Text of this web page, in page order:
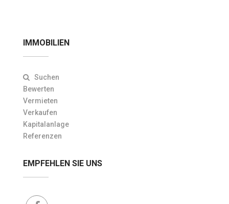
IMMOBILIEN
Suchen
Bewerten
Vermieten
Verkaufen
Kapitalanlage
Referenzen
EMPFEHLEN SIE UNS